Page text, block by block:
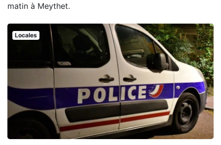
matin à Meythet.
Locales